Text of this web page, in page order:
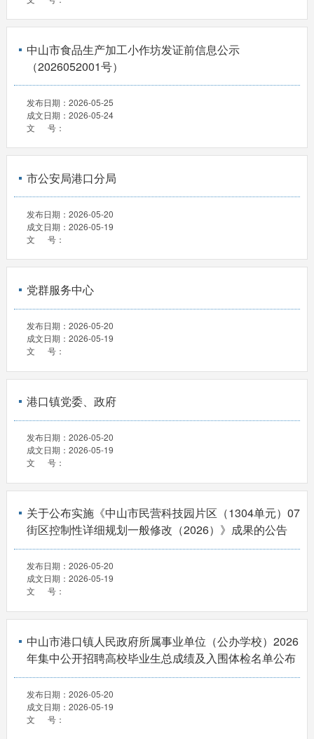
中山市食品生产加工小作坊发证前信息公示
（2026052001号）
发布日期： 2026-05-25
成文日期： 2026-05-24
文 号：
市公安局港口分局
发布日期： 2026-05-20
成文日期： 2026-05-19
文 号：
党群服务中心
发布日期： 2026-05-20
成文日期： 2026-05-19
文 号：
港口镇党委、政府
发布日期： 2026-05-20
成文日期： 2026-05-19
文 号：
关于公布实施《中山市民营科技园片区（1304单元）07
街区控制性详细规划一般修改（2026）》成果的公告
发布日期： 2026-05-20
成文日期： 2026-05-19
文 号：
中山市港口镇人民政府所属事业单位（公办学校）2026
年集中公开招聘高校毕业生总成绩及入围体检名单公布
发布日期： 2026-05-20
成文日期： 2026-05-19
文 号：